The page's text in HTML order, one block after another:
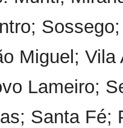
Miguel;
Lameiro;
Santa Fé;